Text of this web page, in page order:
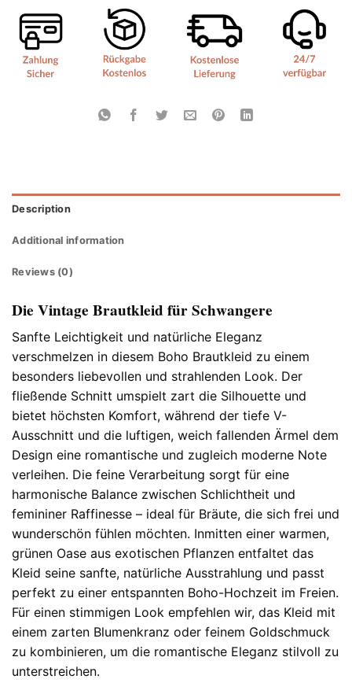
Description
Additional information
Reviews (0)
Die Vintage Brautkleid für Schwangere
Sanfte Leichtigkeit und natürliche Eleganz
verschmelzen in diesem Boho Brautkleid zu einem
besonders liebevollen und strahlenden Look. Der
fließende Schnitt umspielt zart die Silhouette und
bietet höchsten Komfort, während der tiefe V-
Ausschnitt und die luftigen, weich fallenden Ärmel dem
Design eine romantische und zugleich moderne Note
verleihen. Die feine Verarbeitung sorgt für eine
harmonische Balance zwischen Schlichtheit und
femininer Raffinesse – ideal für Bräute, die sich frei und
wunderschön fühlen möchten. Inmitten einer warmen,
grünen Oase aus exotischen Pflanzen entfaltet das
Kleid seine sanfte, natürliche Ausstrahlung und passt
perfekt zu einer entspannten Boho-Hochzeit im Freien.
Für einen stimmigen Look empfehlen wir, das Kleid mit
einem zarten Blumenkranz oder feinem Goldschmuck
zu kombinieren, um die romantische Eleganz stilvoll zu
unterstreichen.